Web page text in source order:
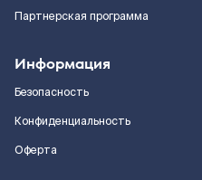
Партнерская программа
Информация
Безопасность
Конфиденциальность
Оферта